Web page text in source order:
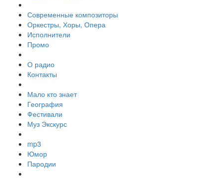
Современные композиторы
Оркестры, Хоры, Опера
Исполнители
Промо
О радио
Контакты
Мало кто знает
География
Фестивали
Муз Экскурс
mp3
Юмор
Пародии